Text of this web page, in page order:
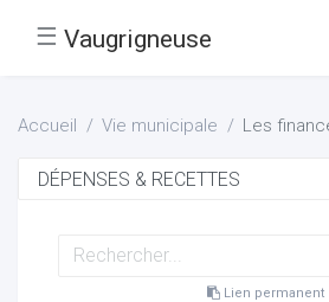
☰ Vaugrigneuse
Accueil Vie municipale Les
Lien permanent